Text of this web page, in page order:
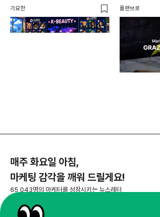
기묘한 플랜브로
매주 화요일 아침,
마케팅 감각을 깨워 드릴게요!
뉴스레터 구독하기